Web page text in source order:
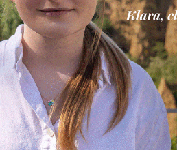
Più lette
Figline Incisa Valdarno 1 Agosto
Piscina di Figline
Pnrr, il gruppo di Fratelli
ringraziamento al
Cronaca 3 Agosto 2026